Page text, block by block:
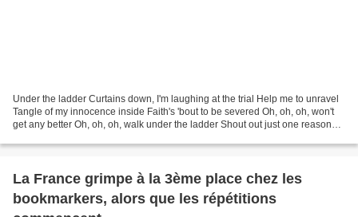
Under the ladder Curtains down, I'm laughing at the trial Help me to unravel
Tangle of my innocence inside Faith's 'bout to be severed Oh, oh, oh, won't
get any better Oh, oh, oh, walk under the ladder Shout out just one reason
La France grimpe à la 3ème place chez les
bookmarkers, alors que les répétitions